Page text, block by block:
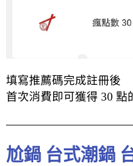
填寫推薦碼完成註冊後
首次消費即可獲得 30 點
尬鍋 台式潮鍋